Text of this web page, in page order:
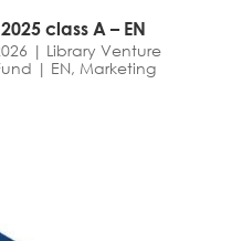
class A – EN
| Library Venture
| EN, Marketing